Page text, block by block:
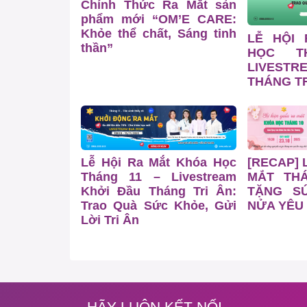
Chính Thức Ra Mắt sản
phẩm mới “OM’E CARE:
Khỏe thể chất, Sáng tinh
thần”
LỄ HỘI
HỌC
THÁNG
Lễ Hội Ra Mắt Khóa Học
Tháng 11 – Livestream
Khởi Đầu Tháng Tri Ân:
Trao Quà Sức Khỏe, Gửi
Lời Tri Ân
[RECAP]
MẮT
TẶNG
NỬA